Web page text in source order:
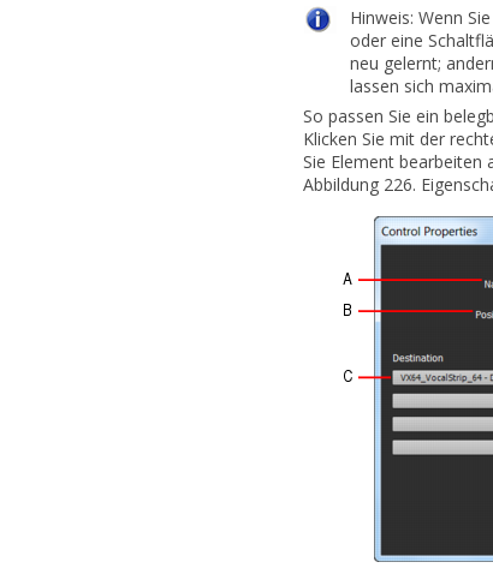
Hinweis:Wenn
oder eine
neu gelernt;
lassen sich
So passen Sie ein
Klicken Sie mit der
Sie Element bearbeiten
Abbildung 226.